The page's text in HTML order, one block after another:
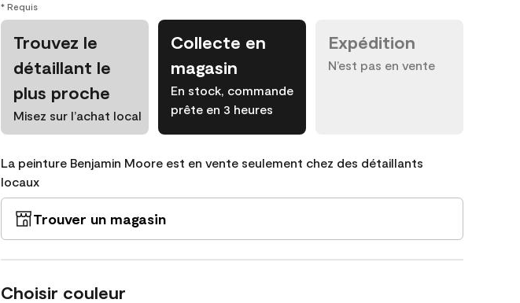
* Requis
Trouvez le
détaillant le
plus proche
Misez sur l’achat local
Collecte en
magasin
En stock, commande
prête en 3 heures
Expédition
N’est pas en vente
La peinture Benjamin Moore est en vente seulement chez des détaillants
locaux
Trouver un magasin
Choisir couleur